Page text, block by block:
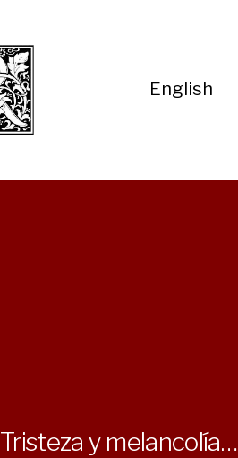
English
Tristeza y melancolía…